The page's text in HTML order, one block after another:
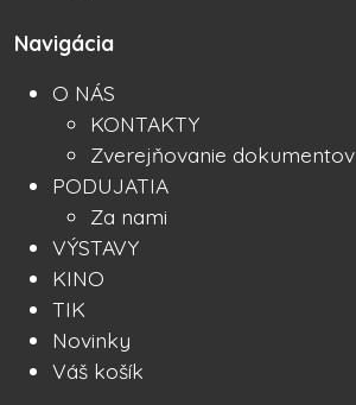
Navigácia
O NÁS
KONTAKTY
Zverejňovanie dokumentov
PODUJATIA
Za nami
VÝSTAVY
KINO
TIK
Novinky
Váš košík